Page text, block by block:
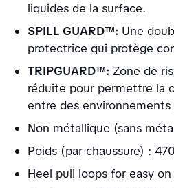
liquides de la surface.
SPILL GUARD™: Une
protectrice qui protège
TRIPGUARD™: Zone de
réduite pour permettre la
entre des environnements
Non métallique (sans
Poids (par chaussure) :
Heel pull loops for easy